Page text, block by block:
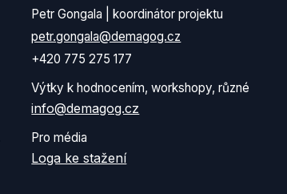
Petr Gongala | koordinátor projektu
petr.gongala@demagog.cz
+420 775 275 177
Výtky k hodnocením, workshopy, různé
info@demagog.cz
Pro média
Loga ke stažení